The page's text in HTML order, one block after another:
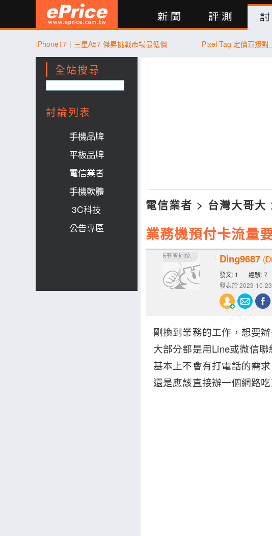
評測 討論 產品 買賣 登入 行動版
iPhone17｜三星A57 傑昇挑戰市場最低價 Pixel Tag 定價直接對
全站搜尋
討論列表
手機品牌
平板品牌
電信業者
手機軟體
3C科技
公告專區
電信業者 > 台灣大哥大
業務機預付卡流量
Ding9687
發文: 1
經驗: 7
發表於 2023-10-
剛換到業務的工作，想要
大部分都是用Line或微信
基本上不會有打電話的需
還是應該直接辦一個網路